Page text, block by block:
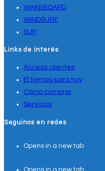
WAKEBOARD
WINDSURF
SUP
Links de interés
Acceso clientes
El tiempo para hoy
Cómo comprar
Servicios
Seguinos en redes
Opens in a new tab
Opens in a new tab